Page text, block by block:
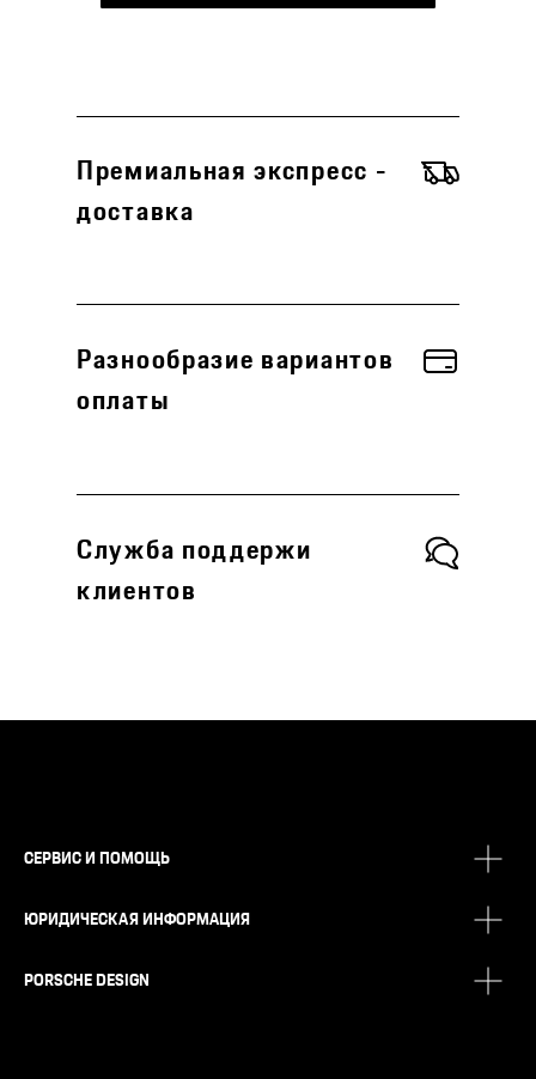
Премиальная экспресс -
доставка
Разнообразие вариантов
оплаты
Служба поддержи
клиентов
СЕРВИС И ПОМОЩЬ
ЮРИДИЧЕСКАЯ ИНФОРМАЦИЯ
PORSCHE DESIGN